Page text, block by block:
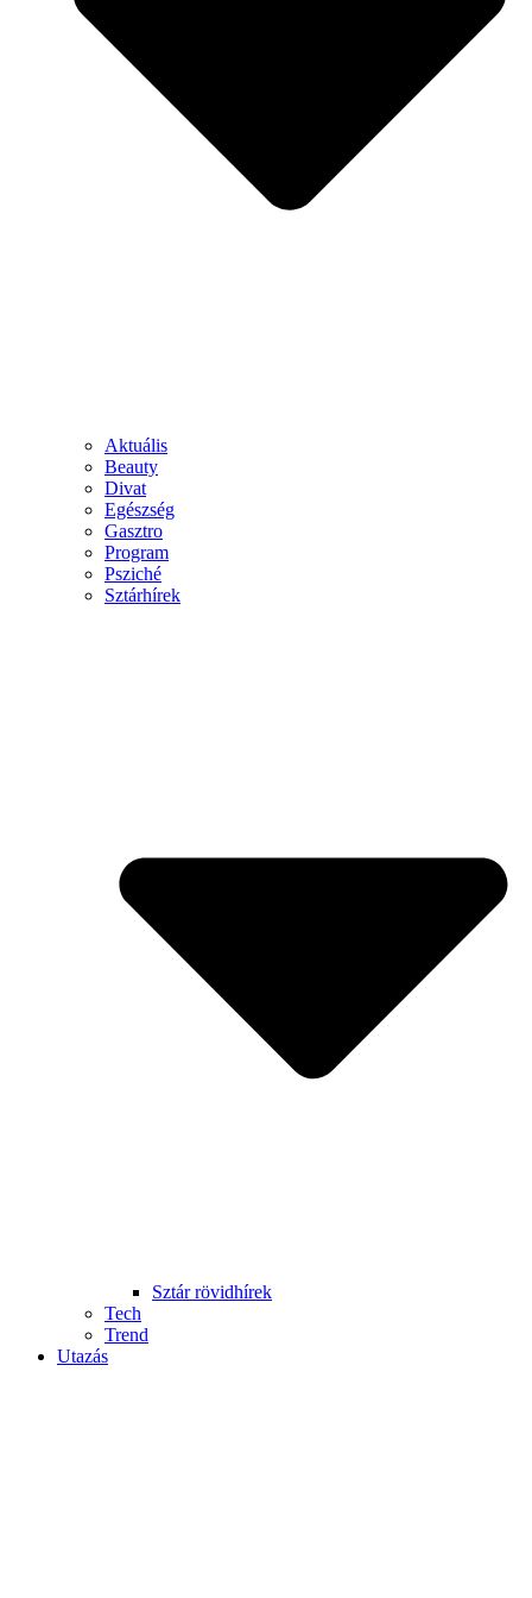
Aktuális
Beauty
Divat
Egészség
Gasztro
Program
Psziché
Sztárhírek
Sztár rövidhírek
Tech
Trend
Utazás